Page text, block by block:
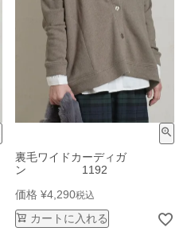
裏毛ワイドカーディガ
ン 1192
価格 ¥4,290税込
カートに入れる